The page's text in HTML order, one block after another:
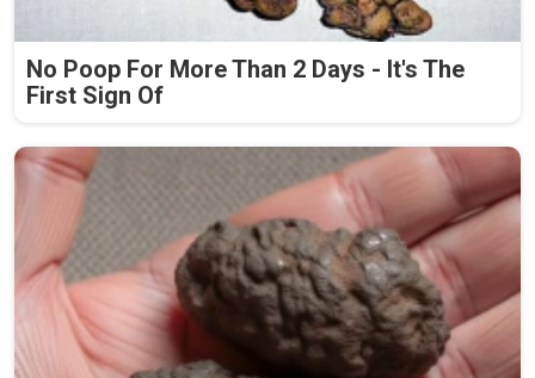
No Poop For More Than 2 Days - It's The
First Sign Of